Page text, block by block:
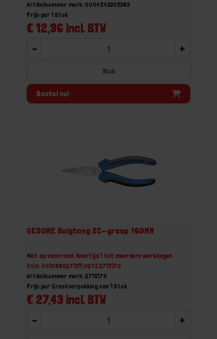
Artikelnummer merk: 0004243305383
€ 12,96 incl. BTW
Prijs per 1 Stuk
- +
Stuk
Bestel nu!
GEDORE Buigtang 2C-greep 160MM
Niet op voorraad, levertijd 1 tot meerdere werkdagen
Gtin: 4010886671511,HGTE6715170
Artikelnummer merk: 6715170
€ 27,43 incl. BTW
Prijs per Grootverpakking van 1 Stuk
- +